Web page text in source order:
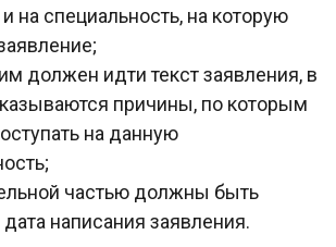
и на специальность, на которую
должен идти текст заявления, в
причины, по которым
на данную
частью должны быть
написания заявления.